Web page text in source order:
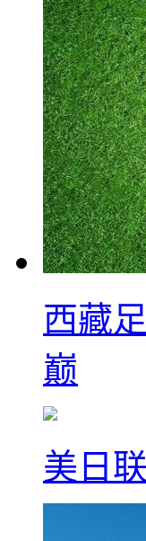
西藏
巅
美日